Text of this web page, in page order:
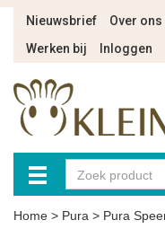
Nieuwsbrief Over ons
Werken bij
Inloggen
Home > Pura > Pura